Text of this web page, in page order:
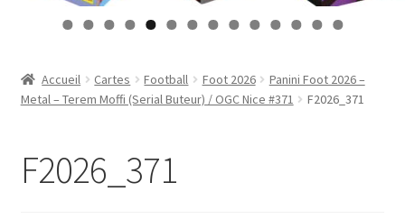
Contact
Mon compte
Panier
0 1 2 3 4
Accueil Cartes Football Foot 2026
Panini Foot 2026 –
Metal – Terem Moffi (Serial Buteur) / OGC Nice #371
F2026_371
F2026_371